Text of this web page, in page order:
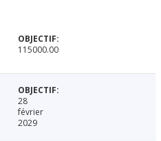
115000.00
28
février
2029